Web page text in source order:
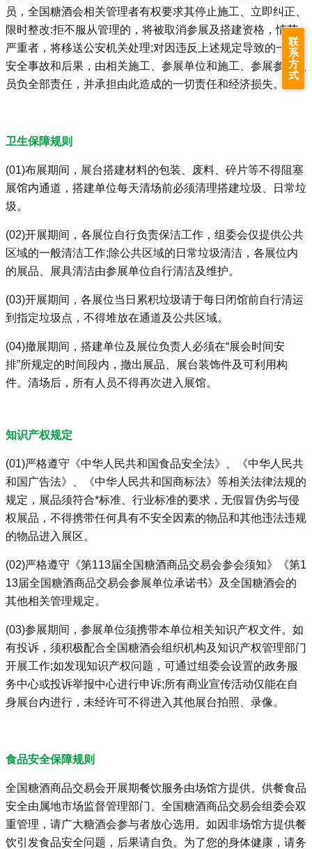
员，全国糖酒会相关管理者有权要求其停止施工、立即纠正、
限时整改:拒不服从管理的，将被取消参展及搭建资格，情节
严重者，将移送公安机关处理;对因违反上述规定导致的一切
安全事故和后果，由相关施工、参展单位和施工、参展参会人
员负全部责任，并承担由此造成的一切责任和经济损失。
卫生保障规则
(01)布展期间，展台搭建材料的包装、废料、碎片等不得阻塞
展馆内通道，搭建单位每天清场前必须清理搭建垃圾、日常垃
圾。
(02)开展期间，各展位自行负责保洁工作，组委会仅提供公共
区域的一般清洁工作;除公共区域的日常垃圾清洁，各展位内
的展品、展具清洁由参展单位自行清洁及维护。
(03)开展期间，各展位当日累积垃圾请于每日闭馆前自行清运
到指定垃圾点，不得堆放在通道及公共区域。
(04)撤展期间，搭建单位及展位负责人必须在“展会时间安
排”所规定的时间段内，撤出展品、展台装饰件及可利用构
件。清场后，所有人员不得再次进入展馆。
知识产权规定
(01)严格遵守《中华人民共和国食品安全法》、《中华人民共
和国广告法》、《中华人民共和国商标法》等相关法律法规的
规定，展品须符合*标准、行业标准的要求，无假冒伪劣与侵
权展品，不得携带任何具有不安全因素的物品和其他违法违规
的物品进入展区。
(02)严格遵守《第113届全国糖酒商品交易会参会须知》《第1
13届全国糖酒商品交易会参展单位承诺书》及全国糖酒会的
其他相关管理规定。
(03)参展期间，参展单位须携带本单位相关知识产权文件。如
有投诉，须积极配合全国糖酒会组织机构及知识产权管理部门
开展工作;如发现知识产权问题，可通过组委会设置的政务服
务中心或投诉举报中心进行申诉;所有商业宣传活动仅能在自
身展台内进行，未经许可不得进入其他展台拍照、录像。
食品安全保障规则
全国糖酒商品交易会开展期餐饮服务由场馆方提供。供餐食品
安全由属地市场监督管理部门、全国糖酒商品交易会组委会双
重管理，请广大糖酒会参与者放心选用。如因非场馆方提供餐
饮引发食品安全问题，后果请自负。为了您的身体健康，请务
联
系
方
式